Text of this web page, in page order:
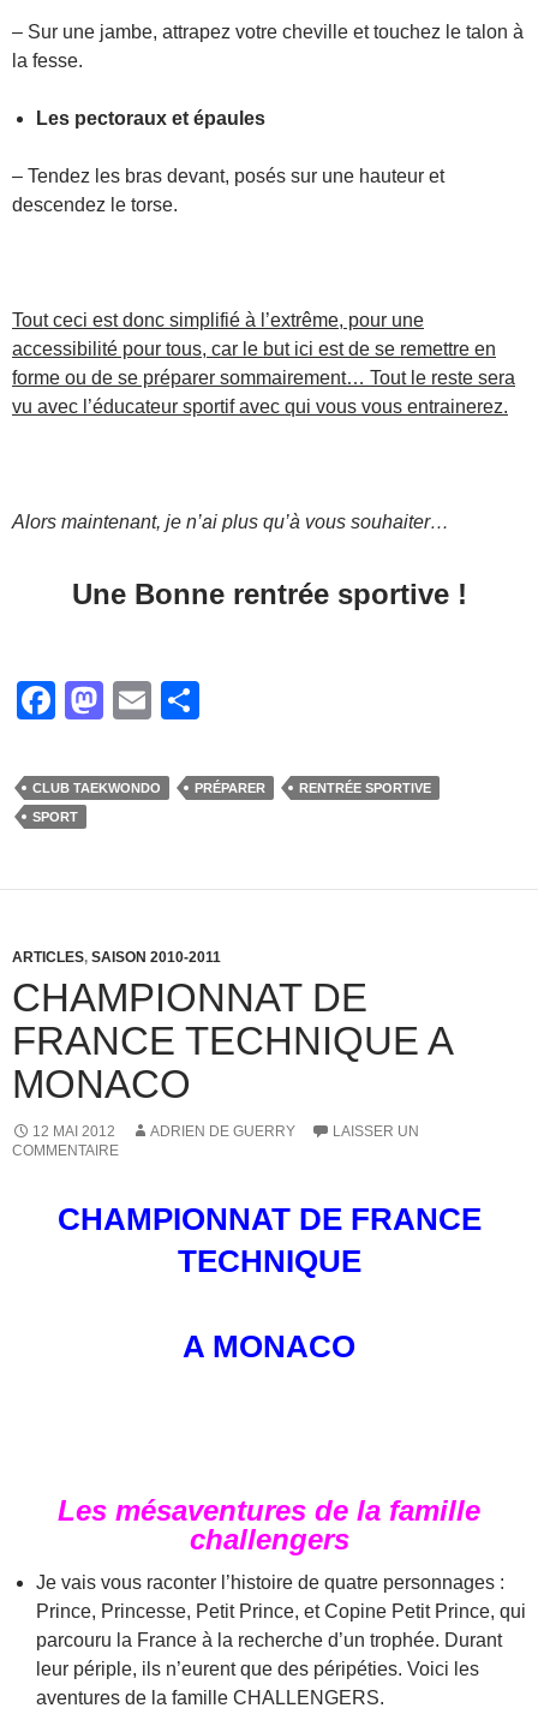
– Sur une jambe, attrapez votre cheville et touchez le talon à
la fesse.
Les pectoraux et épaules
– Tendez les bras devant, posés sur une hauteur et
descendez le torse.
Tout ceci est donc simplifié à l’extrême, pour une
accessibilité pour tous, car le but ici est de se remettre en
forme ou de se préparer sommairement… Tout le reste sera
vu avec l’éducateur sportif avec qui vous vous entrainerez.
Alors maintenant, je n’ai plus qu’à vous souhaiter…
Une Bonne rentrée sportive !
F
c
e
o
k
M
st
o
E
ail ta
CLUB TAEKWONDO PRÉPARER
RENTRÉE SPORTIVE
SPORT
ARTICLES, SAISON 2010-2011
CHAMPIONNAT DE
FRANCE TECHNIQUE A
MONACO
12 MAI 2012 ADRIEN DE GUERRY
LAISSER UN
COMMENTAIRE
CHAMPIONNAT DE FRANCE
TECHNIQUE
A MONACO
Les mésaventures de la famille
challengers
Je vais vous raconter l’histoire de quatre personnages :
Prince, Princesse, Petit Prince, et Copine Petit Prince, qui
parcouru la France à la recherche d’un trophée. Durant
leur périple, ils n’eurent que des péripéties. Voici les
aventures de la famille CHALLENGERS.